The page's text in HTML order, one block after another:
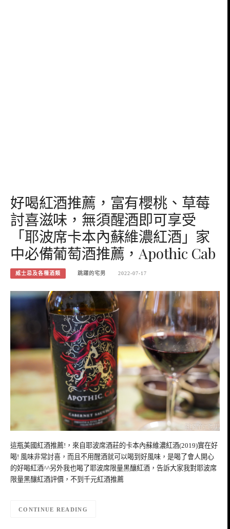
好喝紅酒推薦，富有櫻桃、草莓
討喜滋味，無須醒酒即可享受
「耶波席卡本內蘇維濃紅酒」家
中必備葡萄酒推薦，Apothic Cab
威士忌及各種酒類 跳躍的宅男 2022-07-17
這瓶美國紅酒推薦!，來自耶波席酒莊的卡本內蘇維濃紅酒(2019)實在好
喝! 風味非常討喜，而且不用醒酒就可以喝到好風味，是喝了會人開心
的好喝紅酒^^另外我也喝了耶波席限量黑釀紅酒，告訴大家我對耶波席
限量黑釀紅酒評價，不到千元紅酒推薦
CONTINUE READING